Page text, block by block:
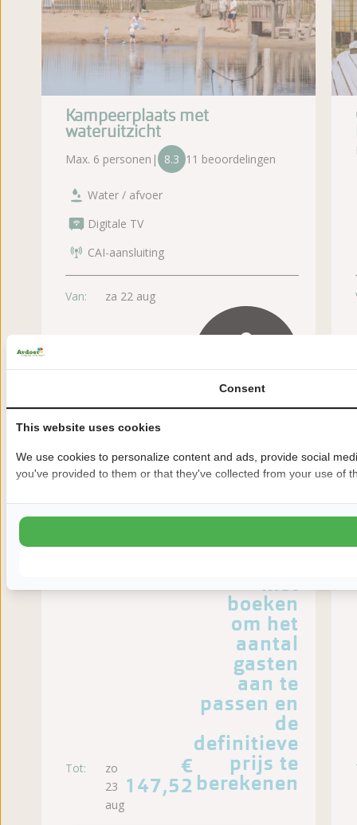
Kampeerplaats met
wateruitzicht
Max. 6 personen | 8.3 11 beoordelingen
Water / afvoer
Digitale TV
CAI-aansluiting
Van: za 22 aug
Tot:
zo
23
aug
€
147,52
prijzen
zijn op
basis van
2
personen.
met
boeken
om het
aantal
gasten
aan te
passen en
de
definitieve
prijs te
berekenen
Consent
This website uses cookies
We use cookies to personalize content and ads, provide social
you've provided to them or that they've collected from your use of